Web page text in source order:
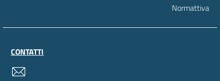
Normattiva
CONTATTI